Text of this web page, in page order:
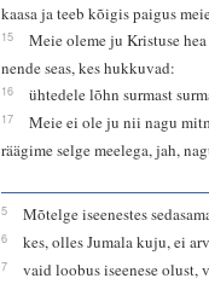
kaasa ja teeb kõigis paigus
15
Meie oleme ju Kristuse
nende seas, kes hukkuvad:
16 ühtedele lõhn surmast
17
Meie ei ole ju nii nagu
räägime selge meelega, jah,
5 Mõtelge iseenestes
6 kes, olles Jumala kuju, ei
7
vaid loobus iseenese olust,